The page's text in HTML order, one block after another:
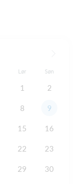
Lør Søn
1 2
8 9
15 16
22 23
29 30